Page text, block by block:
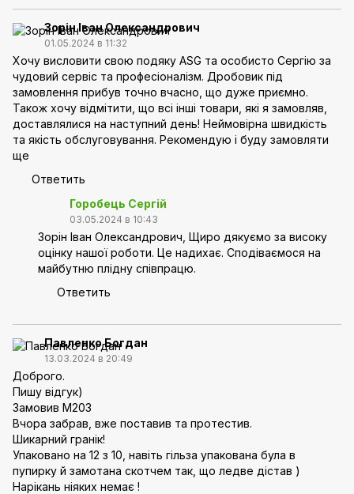
Зорін Іван Олександрович
01.05.2024 в 11:32
Хочу висловити свою подяку ASG та особисто Сергію за
чудовий сервіс та професіоналізм. Дробовик під
замовлення прибув точно вчасно, що дуже приємно.
Також хочу відмітити, що всі інші товари, які я замовляв,
доставлялися на наступний день! Неймовірна швидкість
та якість обслуговування. Рекомендую і буду замовляти
ще
Ответить
Горобець Сергій
03.05.2024 в 10:43
Зорін Іван Олександрович, Щиро дякуємо за високу
оцінку нашої роботи. Це надихає. Сподіваємося на
майбутню плідну співпрацю.
Ответить
Павленко Богдан
13.03.2024 в 20:49
Доброго.
Пишу відгук)
Замовив М203
Вчора забрав, вже поставив та протестив.
Шикарний гранік!
Упаковано на 12 з 10, навіть гільза упакована була в
пупирку й замотана скотчем так, що ледве дістав )
Нарікань ніяких немає !